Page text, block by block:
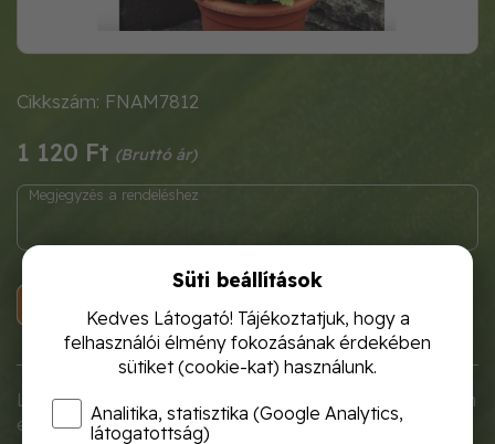
Cikkszám: FNAM7812
1 120 Ft
KOSÁRBA
Lágyszárú, évelő növény, másfél méter magas, nagyon
elágazó szárú, szőrös levelekkel és apró tüskés sárga
Süti beállítások
Kedves Látogató! Tájékoztatjuk, hogy a
felhasználói élmény fokozásának érdekében
sütiket (cookie-kat) használunk.
Analitika, statisztika (Google Analytics,
látogatottság)